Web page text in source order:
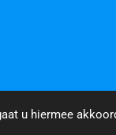
u hiermee